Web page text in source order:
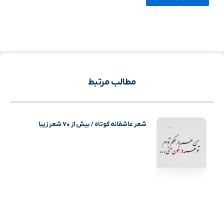
مطالب مرتبط
شعر عاشقانه کوتاه / بیش از ۷۰ شعر زیبا